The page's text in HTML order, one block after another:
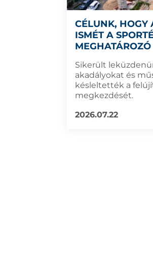
CÉLUNK, HOGY
ISMÉT A
Sikerült
akadályokat és
késleltették a
megkezdését.
2026.07.22